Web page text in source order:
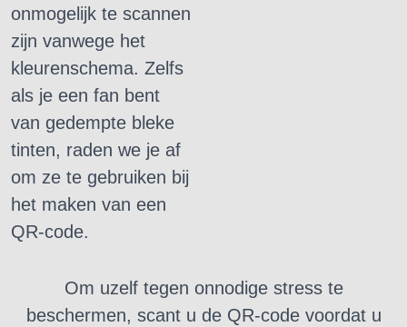
onmogelijk te scannen
zijn vanwege het
kleurenschema. Zelfs
als je een fan bent
van gedempte bleke
tinten, raden we je af
om ze te gebruiken bij
het maken van een
QR-code.
Om uzelf tegen onnodige stress te
beschermen, scant u de QR-code voordat u